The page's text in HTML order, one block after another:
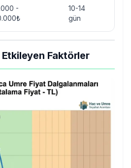
-
10-14
gün
Etkileyen Faktörler